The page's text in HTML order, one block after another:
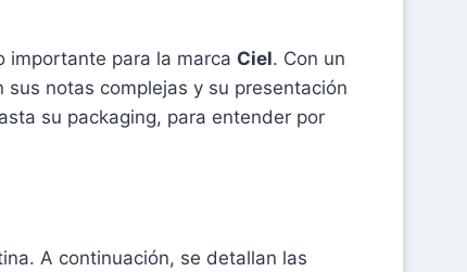
importante para la marca Ciel. Con un
notas complejas y su presentación
su packaging, para entender por
A continuación, se detallan las